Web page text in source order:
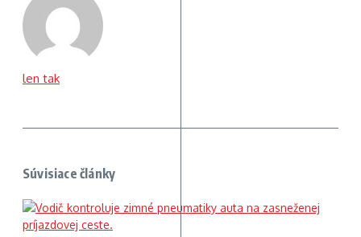
len tak
Súvisiace články